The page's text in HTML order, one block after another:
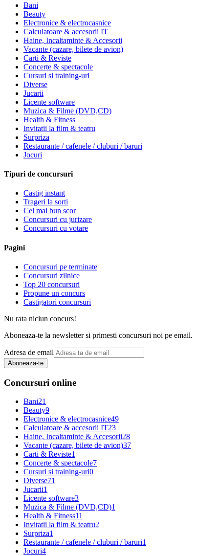
Bani
Beauty
Electronice & electrocasnice
Calculatoare & accesorii IT
Haine, Incaltaminte & Accesorii
Vacante (cazare, bilete de avion)
Carti & Reviste
Concerte & spectacole
Cursuri si training-uri
Diverse
Jucarii
Licente software
Muzica & Filme (DVD,CD)
Health & Fitness
Invitatii la film & teatru
Surpriza
Restaurante / cafenele / cluburi / baruri
Jocuri
Tipuri de concursuri
Castig instant
Trageri la sorti
Cel mai bun scor
Concursuri cu jurizare
Concursuri cu votare
Pagini
Concursuri pe terminate
Concursuri zilnice
Top 20 concursuri
Propune un concurs
Castigatori concursuri
Nu rata niciun concurs!
Aboneaza-te la newsletter si primesti concursuri noi pe email.
Adresa de email
Aboneaza-te
Concursuri online
Bani21
Beauty9
Electronice & electrocasnice49
Calculatoare & accesorii IT23
Haine, Incaltaminte & Accesorii28
Vacante (cazare, bilete de avion)37
Carti & Reviste1
Concerte & spectacole7
Cursuri si training-uri0
Diverse71
Jucarii1
Licente software3
Muzica & Filme (DVD,CD)1
Health & Fitness11
Invitatii la film & teatru2
Surpriza1
Restaurante / cafenele / cluburi / baruri1
Jocuri4